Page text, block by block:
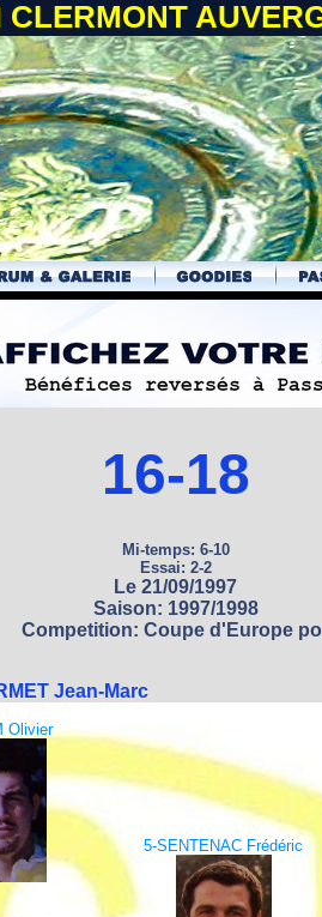
16-18
Mi-temps: 6-10
Essai: 2-2
Le 21/09/1997
Saison: 1997/1998
Competition: Coupe d'Europe
Jean-Marc
Olivier
5-SENTENAC Frédéric